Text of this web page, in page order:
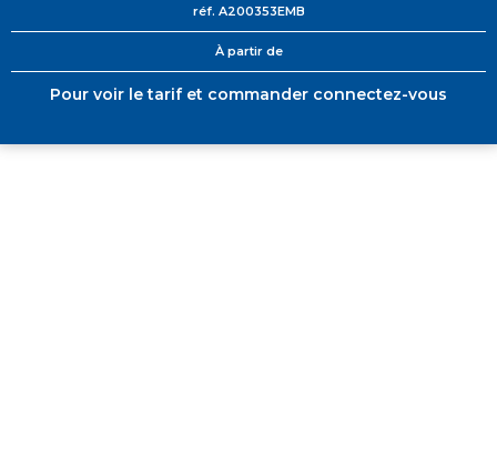
réf. A200353EMB
À partir de
Pour voir le tarif et commander connectez-vous